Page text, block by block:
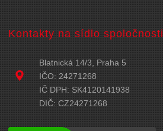
Kontakty na sídlo spoločnosti
Blatnická 14/3, Praha 5
IČO: 24271268
IČ DPH: SK4120141938
DIČ: CZ24271268